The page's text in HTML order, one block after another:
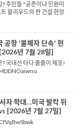
주민들 "공존이냐 민원이
할리우드의 한 건설 현장
걱정과 관심이 이어지고
주택가를 배회...
공항 '불체자 단속' 현
년 7월 28일]
국내선 타다 줄줄이 체포!
자 학대…미국 발칵 뒤
[2026년 7월 27일]